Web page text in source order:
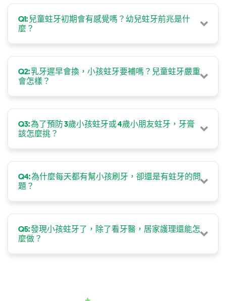
Q1: 兒童蛀牙初期會有感覺嗎？幼兒蛀牙前兆是什
麼？
Q2: 乳牙遲早會換，小孩蛀牙要補嗎？兒童蛀牙嚴重
會怎樣？
Q3: 為了預防 3歲小孩蛀牙或 4歲小朋友蛀牙，牙膏
該怎麼挑？
Q4: 為什麼每天都有幫小孩刷牙，卻還是有蛀牙的問
題？
Q5: 發現小孩蛀牙了，除了看牙醫，居家護理還能怎
麼做？